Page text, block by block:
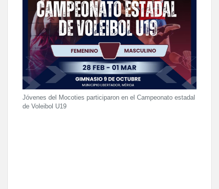
Jóvenes del Mocoties participaron en el Campeonato estadal
de Voleibol U19